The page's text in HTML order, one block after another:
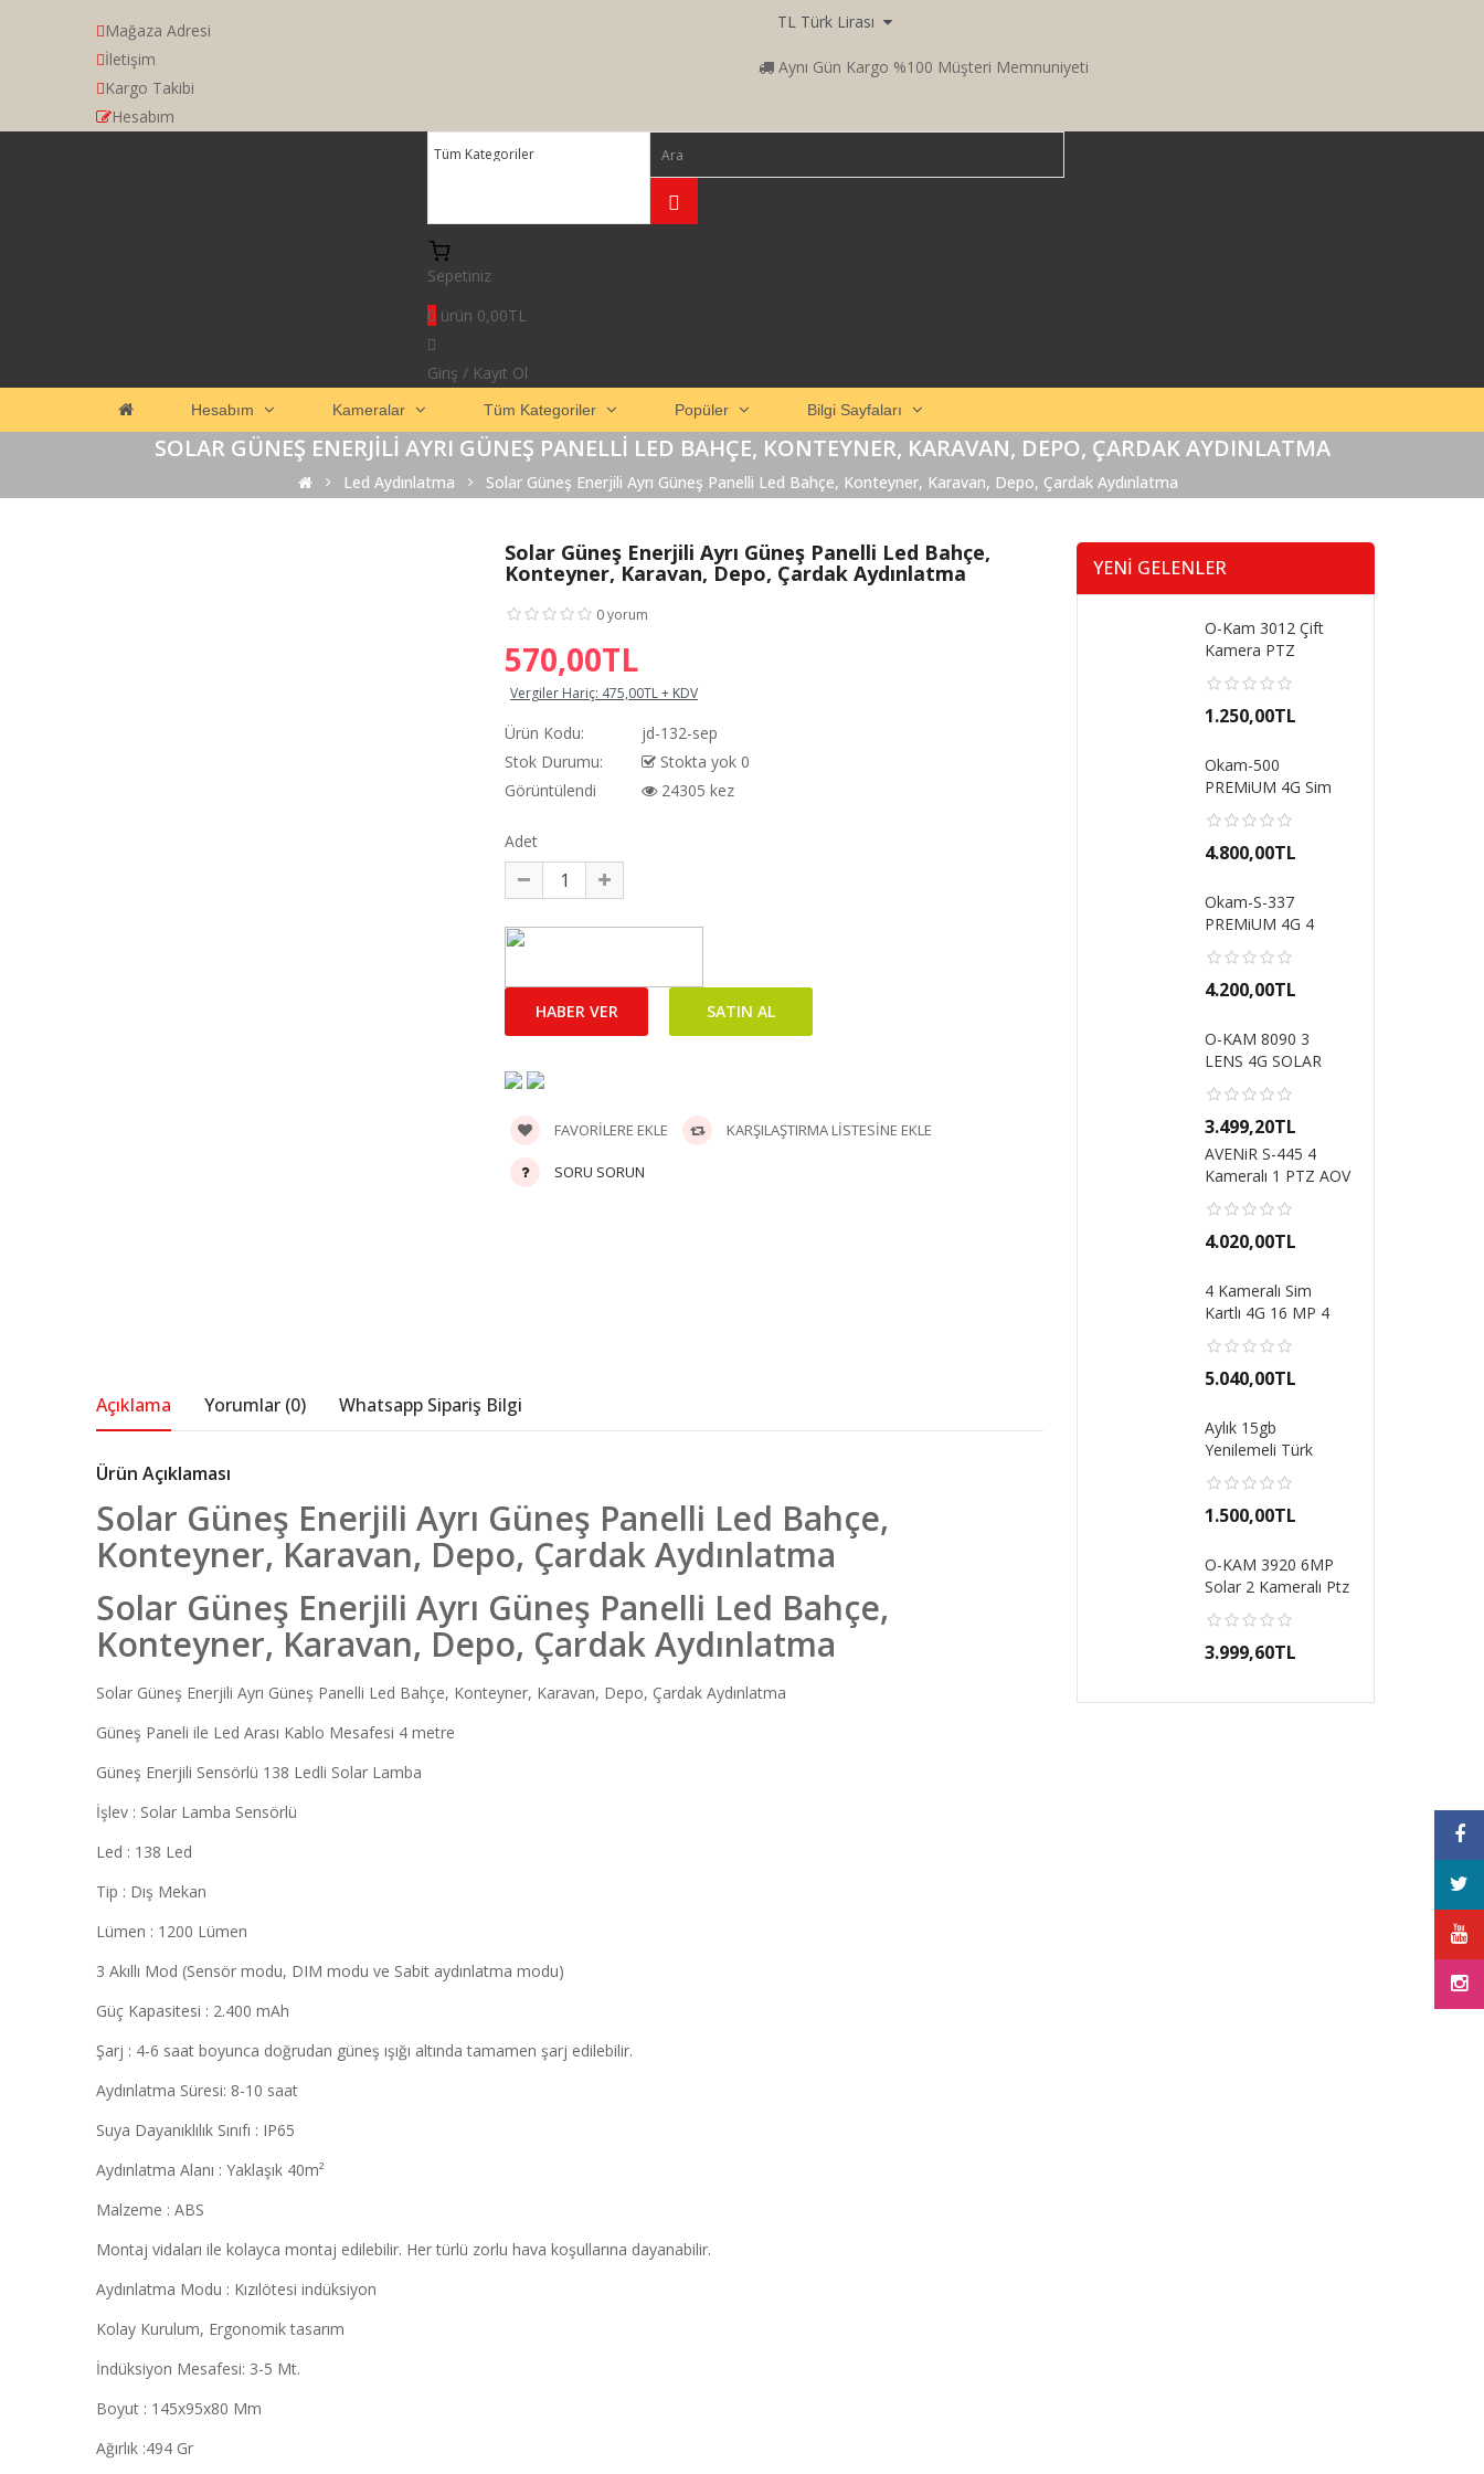
Mağaza Adresi
İletişim
Kargo Takibi
Hesabım
Aynı Gün Kargo %100 Müşteri Memnuniyeti
Sepetiniz
0 ürün 0,00TL
Giriş / Kayıt Ol
Hesabım Kameralar Tüm Kategoriler Popüler Bilgi Sayfaları
SOLAR GÜNEŞ ENERJILI AYRI GÜNEŞ PANELLI LED BAHÇE, KONTEYNER, KARAVAN, DEPO, ÇARDAK AYDINLATMA
Led Aydınlatma Solar Güneş Enerjili Ayrı Güneş Panelli Led Bahçe, Konteyner, Karavan, Depo, Çardak Aydınlatma
Solar Güneş Enerjili Ayrı Güneş Panelli Led Bahçe,
Konteyner, Karavan, Depo, Çardak Aydınlatma
0 yorum
570,00TL
Vergiler Hariç: 475,00TL + KDV
Ürün Kodu:
jd-132-sep
Stok Durumu:
Stokta yok 0
Görüntülendi
24305 kez
Adet
FAVORILERE EKLE KARŞILAŞTIRMA LISTESINE EKLE
SORU SORUN
Açıklama Yorumlar (0) Whatsapp Sipariş Bilgi
Ürün Açıklaması
Solar Güneş Enerjili Ayrı Güneş Panelli Led Bahçe,
Konteyner, Karavan, Depo, Çardak Aydınlatma
Solar Güneş Enerjili Ayrı Güneş Panelli Led Bahçe,
Konteyner, Karavan, Depo, Çardak Aydınlatma
Solar Güneş Enerjili Ayrı Güneş Panelli Led Bahçe, Konteyner, Karavan, Depo, Çardak Aydınlatma
Güneş Paneli ile Led Arası Kablo Mesafesi 4 metre
Güneş Enerjili Sensörlü 138 Ledli Solar Lamba
İşlev : Solar Lamba Sensörlü
Led : 138 Led
Tip : Dış Mekan
Lümen : 1200 Lümen
3 Akıllı Mod (Sensör modu, DIM modu ve Sabit aydınlatma modu)
Güç Kapasitesi : 2.400 mAh
Şarj : 4-6 saat boyunca doğrudan güneş ışığı altında tamamen şarj edilebilir.
Aydınlatma Süresi: 8-10 saat
Suya Dayanıklılık Sınıfı : IP65
Aydınlatma Alanı : Yaklaşık 40m²
Malzeme : ABS
Montaj vidaları ile kolayca montaj edilebilir. Her türlü zorlu hava koşullarına dayanabilir.
Aydınlatma Modu : Kızılötesi indüksiyon
Kolay Kurulum, Ergonomik tasarım
İndüksiyon Mesafesi: 3-5 Mt.
Boyut : 145x95x80 Mm
Ağırlık :494 Gr
YENI GELENLER
O-Kam 3012 Çift
Kamera PTZ
Hareket Takipli Gece
Gö..
1.250,00TL
Okam-500
PREMiUM 4G Sim
Kartlı Optik Zoom 4
Kamera..
4.800,00TL
Okam-S-337
PREMiUM 4G 4
LENS AOV ÇİFT
PANEL SİRENL..
4.200,00TL
O-KAM 8090 3
LENS 4G SOLAR
KAMERA MAVİ
KIRMIZI IŞI..
3.499,20TL
AVENiR S-445 4
Kameralı 1 PTZ AOV
Kamera Çift Güne..
4.020,00TL
4 Kameralı Sim
Kartlı 4G 16 MP 4
Lens Hatlı 3 PTZ ..
5.040,00TL
Aylık 15gb
Yenilemeli Türk
Telekom Data Hat
4g Sim..
1.500,00TL
O-KAM 3920 6MP
Solar 2 Kameralı Ptz
Okam 1 Yıl Tür..
3.999,60TL